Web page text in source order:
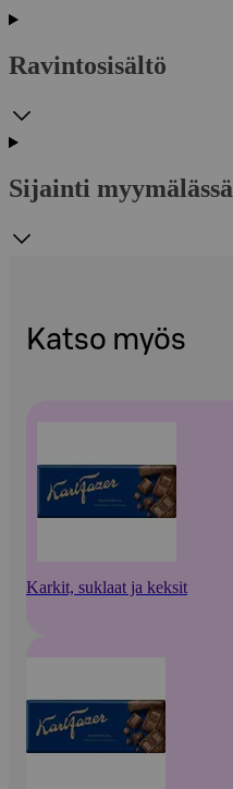
Ravintosisältö
Sijainti myymälässä
Katso myös
Karkit, suklaat ja keksit